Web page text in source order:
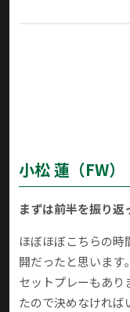
小松 蓮 （FW）
まずは前半を振り返
ほぼほぼこちらの
開だったと思います
セットプレーもあり
たので決めなければ